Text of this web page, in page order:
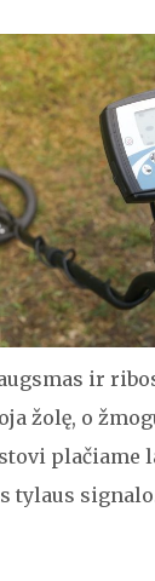
ir
žolę, o
plačiame
tylaus